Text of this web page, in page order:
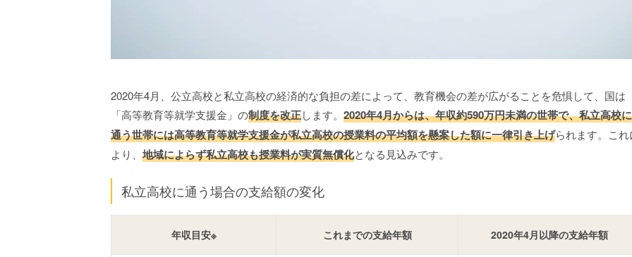
2020年4月、公立高校と私立高校の経済的な負担の差によって、教育機会の差が広がることを危惧して、国は
「高等教育等就学支援金」の制度を改正します。 2020年4月からは、年収約590万円未満の世帯で、私立高校に
通う世帯には高等教育等就学支援金が私立高校の授業料の平均額を懸案した額に一律引き上げられます。これ
より、 地域によらず私立高校も授業料が実質無償化となる見込みです。
私立高校に通う場合の支給額の変化
年収目安※ これまでの支給年額 2020年4月以降の支給年額